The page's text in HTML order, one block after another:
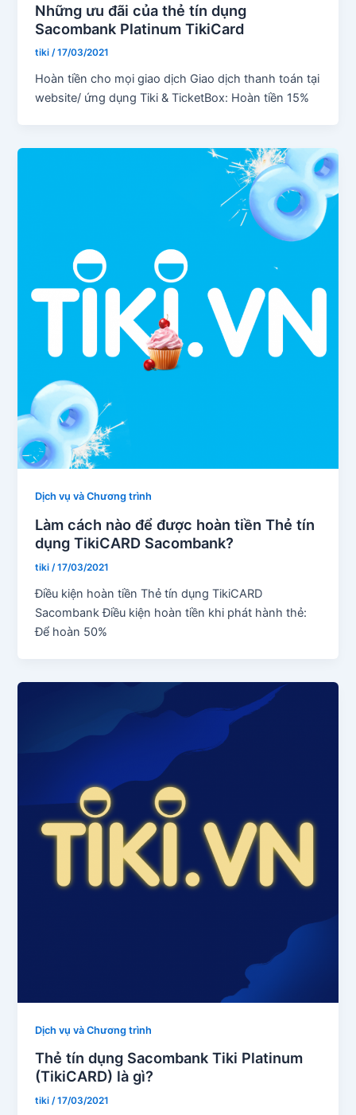
Những ưu đãi của thẻ tín dụng
Sacombank Platinum TikiCard
tiki/17/03/2021
Hoàn tiền cho mọi giao dịch Giao dịch thanh toán tại
website/ ứng dụng Tiki & TicketBox: Hoàn tiền 15%
Dịch vụ và Chương trình
Làm cách nào để được hoàn tiền Thẻ tín
dụng TikiCARD Sacombank?
tiki/17/03/2021
Điều kiện hoàn tiền Thẻ tín dụng TikiCARD
Sacombank Điều kiện hoàn tiền khi phát hành thẻ:
Để hoàn 50%
Dịch vụ và Chương trình
Thẻ tín dụng Sacombank Tiki Platinum
(TikiCARD) là gì?
tiki/17/03/2021